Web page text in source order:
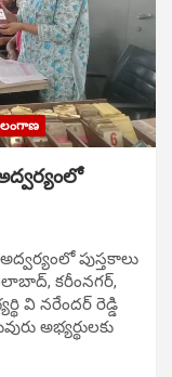
పుస్తకాలు
కరీంనగర్,
వి నరేందర్ రెడ్డి
అభ్యర్థులకు